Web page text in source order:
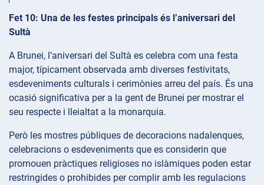
Fet 10: Una de les festes principals és l’aniversari del
Sultà
A Brunei, l’aniversari del Sultà es celebra com una festa
major, típicament observada amb diverses festivitats,
esdeveniments culturals i cerimònies arreu del país. És una
ocasió significativa per a la gent de Brunei per mostrar el
seu respecte i lleialtat a la monarquia.
Però les mostres públiques de decoracions nadalenques,
celebracions o esdeveniments que es considerin que
promouen pràctiques religioses no islàmiques poden estar
restringides o prohibides per complir amb les regulacions